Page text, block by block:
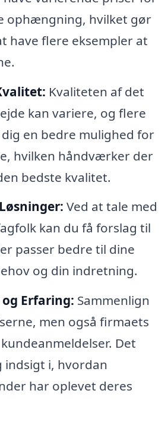
ophængning, hvilket gør
have flere eksempler at
Kvaliteten af det
kan variere, og flere
en bedre mulighed for
hvilken håndværker der
bedste kvalitet.
Ved at tale med
kan du få forslag til
passer bedre til dine
og din indretning.
Erfaring: Sammenlign
men også firmaets
Det
indsigt i, hvordan
har oplevet deres